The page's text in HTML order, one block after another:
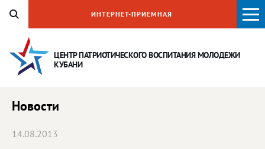
ЦЕНТР ПАТРИОТИЧЕСКОГО ВОСПИТАНИЯМОЛОДЕЖИ
КУБАНИ
ИНТЕРНЕТ-ПРИЕМНАЯ
Новости
14.08.2013